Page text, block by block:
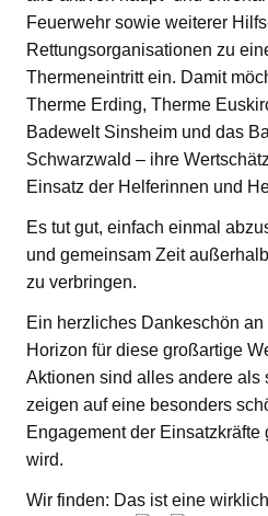
Feuerwehr sowie weiterer
Rettungsorganisationen zu
Thermeneintritt ein. Damit
Therme Erding, Therme
Badewelt Sinsheim und das
Schwarzwald – ihre
Einsatz der Helferinnen und
Es tut gut, einfach einmal
und gemeinsam Zeit
zu verbringen.
Ein herzliches Dankeschön
Horizon für diese großartige
Aktionen sind alles andere als
zeigen auf eine besonders
Engagement der
wird.
Wir finden: Das ist eine